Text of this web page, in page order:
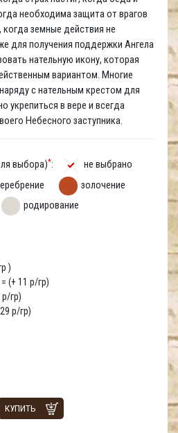
необходима защита от врагов
земные действия не
для получения поддержки Ангела
нательную икону, которая
вариантом. Многие
с нательным крестом для
укрепиться в вере и всегда
Небесного заступника.
выбора)*:
не выбрано
золочение
родирование
)
= (+ 11 р/гр)
р/гр)
р/гр)
КУПИТЬ